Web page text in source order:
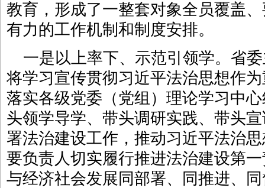
教育，形成了一整套对象全员覆盖
有力的工作机制和制度安排。
一是以上率下、示范引领学。省
将学习宣传贯彻习近平法治思想作
落实各级党委（党组）理论学习中
头领学导学、带头调研实践、带头
署法治建设工作，推动习近平法治
要负责人切实履行推进法治建设第
与经济社会发展同部署、同推进、